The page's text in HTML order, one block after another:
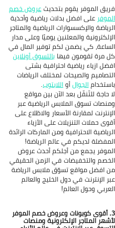
الموفر يقوم بتحديثعروض خصم
على افضل بدلات رياضية وأحذية
والإكسسوارات الرياضية والمتاجر
والمعلنين يوميًا وعلى مدار
كي يضمن لكم توفير المال في
مرة تقومون فيهابالتسوق أونلاين
ازياء رياضية احترافية بشتى
والصيحات لمختلف الرياضات
الجوالأواللابتوب.
حاجة للتّنقّل بعد الآن بين مواقع
تسوق الملابس الرياضية عبر
لمقارنة الأسعار والاطّلاع على
حملات التنزيلات على الأزياء
الاحترافية ومن الماركات الرائدة
لديكم في عالم الرياضة!
يجمع من أجلكم أحدث عروض
والتخفيضات في الزمن الحقيقي
افضل مواقع تسوّق ملابس الرياضة
الإنترنت في دول الخليج والعالم
وحول العالم!
3. أقوى كوبونات وعروض خصم الموفر
المتاجر الإلكترونية ومنصات